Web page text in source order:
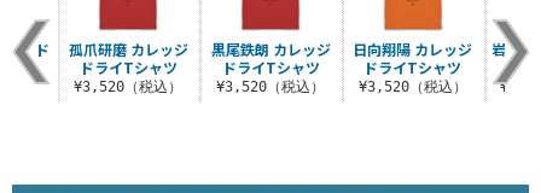
黒尾鉄朗 カレッジ
ドライTシャツ
¥3,520（税込）
日向翔陽 カレッジ
ドライTシャツ
¥3,520（税込）
岩泉
ラ
ジ ド
ツ
込）
孤爪研磨 カレッジ
ドライTシャツ
¥3,520（税込）